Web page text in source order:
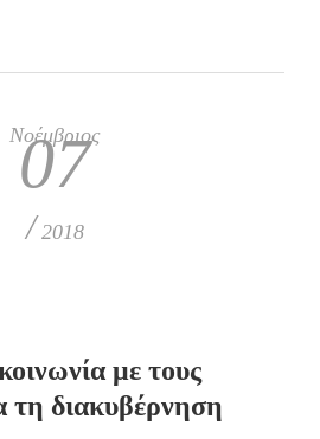
Νοέμβριος
07
/ 2018
με τους
τη διακυβέρνηση